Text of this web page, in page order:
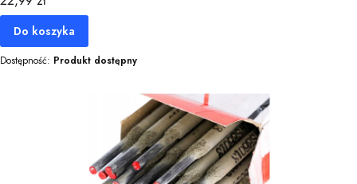
Do koszyka
Dostępność: Produkt dostępny